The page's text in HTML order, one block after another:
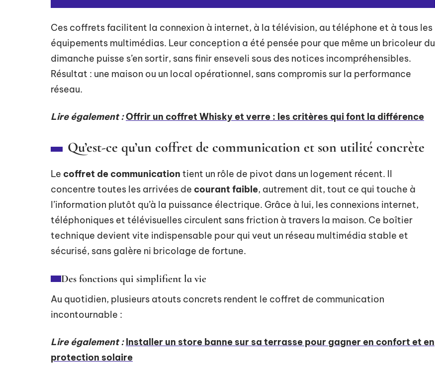
Ces coffrets facilitent la connexion à internet, à la télévision, au téléphone et à tous les
équipements multimédias. Leur conception a été pensée pour que même un bricoleur du
dimanche puisse s’en sortir, sans finir enseveli sous des notices incompréhensibles.
Résultat : une maison ou un local opérationnel, sans compromis sur la performance
réseau.
Lire également :Offrir un coffret Whisky et verre : les critères qui font la différence
Qu’est-ce qu’un coffret de communication et son utilité concrète
Le coffret de communication tient un rôle de pivot dans un logement récent. Il
concentre toutes les arrivées de courant faible, autrement dit, tout ce qui touche à
l’information plutôt qu’à la puissance électrique. Grâce à lui, les connexions internet,
téléphoniques et télévisuelles circulent sans friction à travers la maison. Ce boîtier
technique devient vite indispensable pour qui veut un réseau multimédia stable et
sécurisé, sans galère ni bricolage de fortune.
Des fonctions qui simplifient la vie
Au quotidien, plusieurs atouts concrets rendent le coffret de communication
incontournable :
Lire également : Installer un store banne sur sa terrasse pour gagner en confort et en
protection solaire